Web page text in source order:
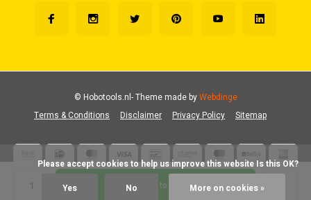
Add to cart
Terms & Conditions Disclaimer Privacy Policy Sitemap
© Hobotools.nl- Theme made byWebdinge
            Please accept cookies to help us improve this website Is this OK?
Yes No More on cookies »